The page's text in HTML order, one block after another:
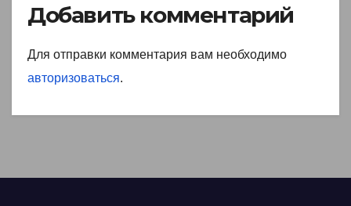
Добавить комментарий
Для отправки комментария вам необходимо
авторизоваться.